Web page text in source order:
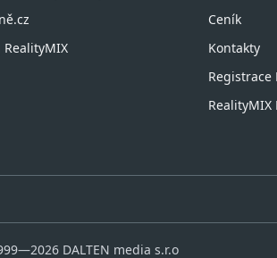
RealityMIX
Ceník
Kontakty
Registrace
RealityMIX
DALTEN media s.r.o